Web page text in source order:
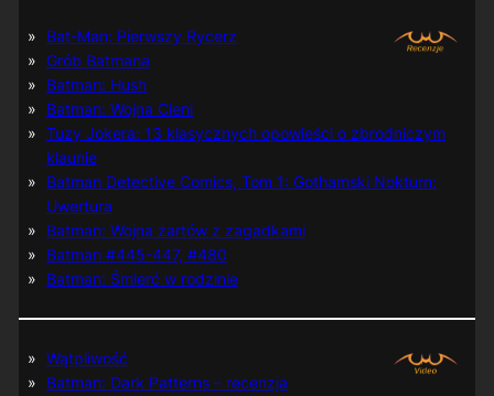
Bat-Man: Pierwszy Rycerz
Grób Batmana
Batman: Hush
Batman: Wojna Cieni
Tuzy Jokera: 13 klasycznych opowieści o zbrodniczym
klaunie
Batman Detective Comics, Tom 1: Gothamski Nokturn:
Uwertura
Batman: Wojna żartów z zagadkami
Batman #445-447, #480
Batman: Śmierć w rodzinie
Wątpliwość
Batman: Dark Patterns – recenzja